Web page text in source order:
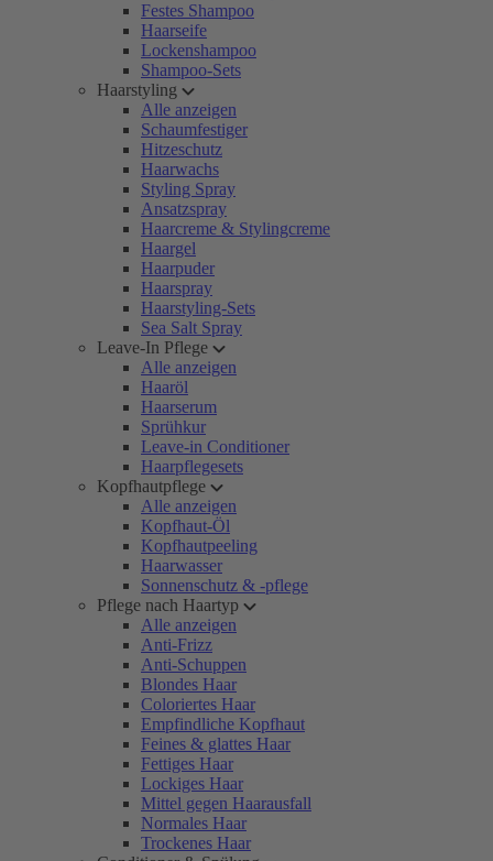
Festes Shampoo
Haarseife
Lockenshampoo
Shampoo-Sets
Haarstyling
Alle anzeigen
Schaumfestiger
Hitzeschutz
Haarwachs
Styling Spray
Ansatzspray
Haarcreme & Stylingcreme
Haargel
Haarpuder
Haarspray
Haarstyling-Sets
Sea Salt Spray
Leave-In Pflege
Alle anzeigen
Haaröl
Haarserum
Sprühkur
Leave-in Conditioner
Haarpflegesets
Kopfhautpflege
Alle anzeigen
Kopfhaut-Öl
Kopfhautpeeling
Haarwasser
Sonnenschutz & -pflege
Pflege nach Haartyp
Alle anzeigen
Anti-Frizz
Anti-Schuppen
Blondes Haar
Coloriertes Haar
Empfindliche Kopfhaut
Feines & glattes Haar
Fettiges Haar
Lockiges Haar
Mittel gegen Haarausfall
Normales Haar
Trockenes Haar